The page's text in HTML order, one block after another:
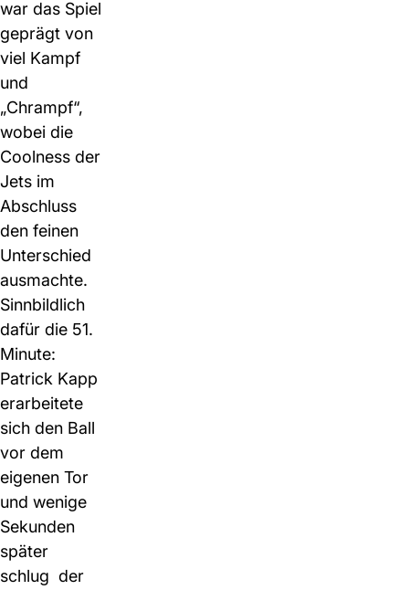
war das Spiel
geprägt von
viel Kampf
und
„Chrampf“,
wobei die
Coolness der
Jets im
Abschluss
den feinen
Unterschied
ausmachte.
Sinnbildlich
dafür die 51.
Minute:
Patrick Kapp
erarbeitete
sich den Ball
vor dem
eigenen Tor
und wenige
Sekunden
später
schlug der